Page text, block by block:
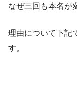
なぜ三回も本名が
理由について下記
す。